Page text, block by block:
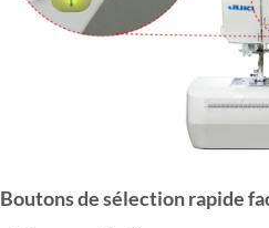
Boutons de sélection rapide